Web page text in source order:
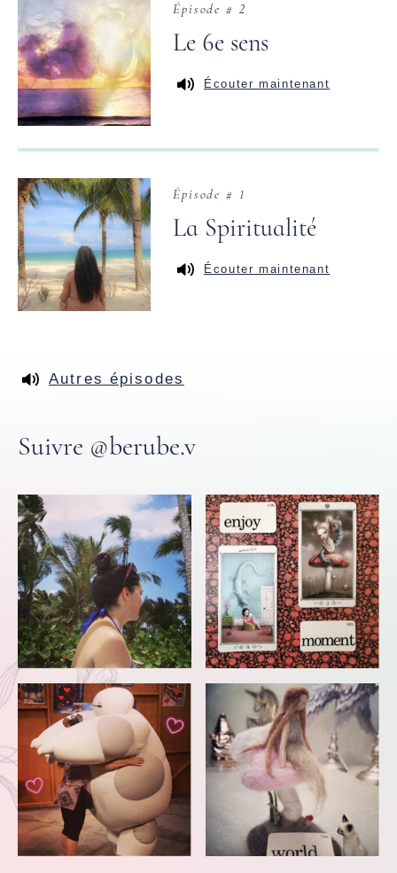
Épisode # 2
Le 6e sens
Écouter maintenant
Épisode # 1
La Spiritualité
Écouter maintenant
Autres épisodes
Suivre @berube.v